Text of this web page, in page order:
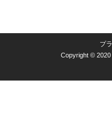
プ
Copyright © 2020